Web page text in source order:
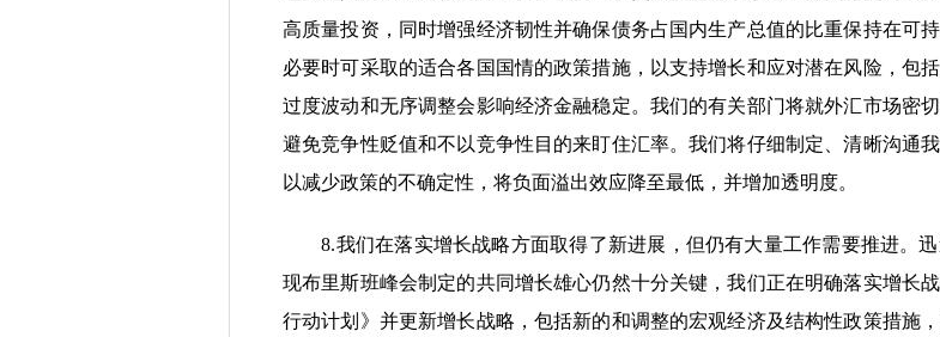
高质量投资，同时增强经济韧性并确保债务占国内生产总值的比重保持在可
必要时可采取的适合各国国情的政策措施，以支持增长和应对潜在风险，包
过度波动和无序调整会影响经济金融稳定。我们的有关部门将就外汇市场密
避免竞争性贬值和不以竞争性目的来盯住汇率。我们将仔细制定、清晰沟通
以减少政策的不确定性，将负面溢出效应降至最低，并增加透明度。
8.我们在落实增长战略方面取得了新进展，但仍有大量工作需要推进。
现布里斯班峰会制定的共同增长雄心仍然十分关键，我们正在明确落实增长
行动计划》并更新增长战略，包括新的和调整的宏观经济及结构性政策措施